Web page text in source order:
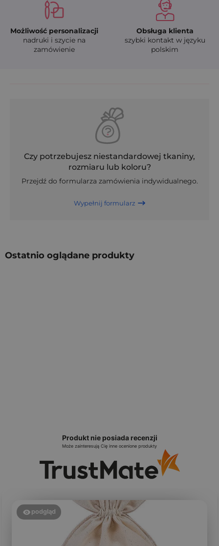
Możliwość personalizacji
nadruki i szycie na
zamówienie
Obsługa klienta
szybki kontakt w języku
polskim
Czy potrzebujesz niestandardowej tkaniny,
rozmiaru lub koloru?
Przejdź do formularza zamówienia indywidualnego.
Wypełnij formularz
Ostatnio oglądane produkty
Produkt nie posiada recenzji
Może zainteresują Cię inne ocenione produkty
podgląd